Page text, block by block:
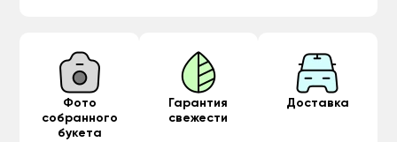
Фото
собранного
букета
Гарантия
свежести
Доставка